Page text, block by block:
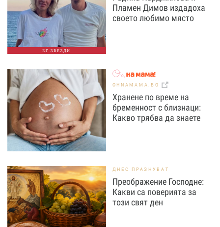
БГ ЗВЕЗДИ
Пламен Димов издадоха
своето любимо място
OHNAMAMA.BG
Хранене по време на
бременност с близнаци:
Какво трябва да знаете
ДНЕС ПРАЗНУВАТ
Преображение Господне:
Какви са поверията за
този свят ден